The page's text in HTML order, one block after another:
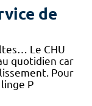
de
Le CHU
quotidien car
Pour
P